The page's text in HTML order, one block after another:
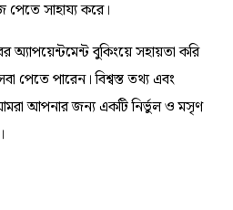
পেতে সাহায্য করে।
বুকিংয়ে সহায়তা করি
পেতে পারেন। বিশ্বস্ত তথ্য এবং
আমরা আপনার জন্য একটি নির্ভুল ও মসৃণ